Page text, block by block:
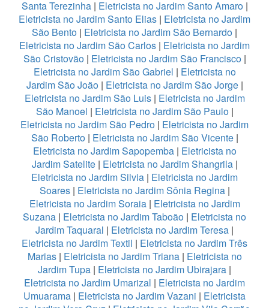
Santa Terezinha| Eletricista no Jardim Santo Amaro|
Eletricista no Jardim Santo Elias | Eletricista no Jardim
São Bento | Eletricista no Jardim São Bernardo |
Eletricista no Jardim São Carlos | Eletricista no Jardim
São Cristovão| Eletricista no Jardim São Francisco|
Eletricista no Jardim São Gabriel | Eletricista no
Jardim São João| Eletricista no Jardim São Jorge|
Eletricista no Jardim São Luis| Eletricista no Jardim
São Manoel | Eletricista no Jardim São Paulo|
Eletricista no Jardim São Pedro | Eletricista no Jardim
São Roberto| Eletricista no Jardim São Vicente|
Eletricista no Jardim Sapopemba| Eletricista no
Jardim Satelite| Eletricista no Jardim Shangrila|
Eletricista no Jardim Silvia | Eletricista no Jardim
Soares| Eletricista no Jardim Sônia Regina|
Eletricista no Jardim Soraia| Eletricista no Jardim
Suzana | Eletricista no Jardim Taboão | Eletricista no
Jardim Taquaral | Eletricista no Jardim Teresa |
Eletricista no Jardim Textil | Eletricista no Jardim Três
Marias| Eletricista no Jardim Triana| Eletricista no
Jardim Tupa | Eletricista no Jardim Ubirajara |
Eletricista no Jardim Umarizal | Eletricista no Jardim
Umuarama | Eletricista no Jardim Vazani | Eletricista